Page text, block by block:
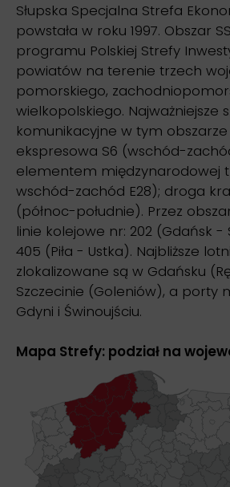
Słupska Specjalna Strefa
powstała w roku 1997. Obszar
programu Polskiej Strefy
powiatów na terenie trzech
pomorskiego,
wielkopolskiego. Najważniejsze
komunikacyjne w tym
ekspresowa S6 (wschód-
elementem międzynarodowej
wschód-zachód E28); droga
(północ-południe). Przez
linie kolejowe nr: 202 (Gdańsk
405 (Piła - Ustka). Najbliższe
zlokalizowane są w Gdańsku
Szczecinie (Goleniów), a porty
Gdyni i Świnoujściu.
Mapa Strefy: podział na